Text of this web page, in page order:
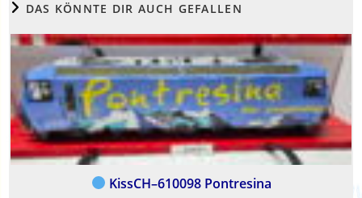
DAS KÖNNTE DIR AUCH GEFALLEN
KissCH–610098 Pontresina